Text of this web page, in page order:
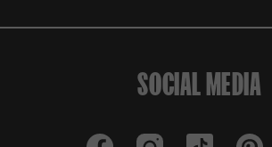
SOCIAL MEDIA